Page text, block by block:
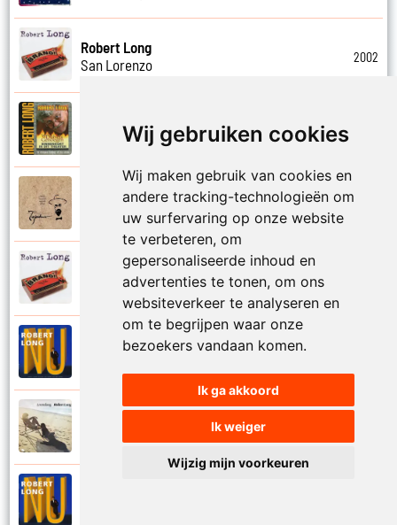
Wij gebruiken cookies
Wij maken gebruik van cookies en
andere tracking-technologieën om
uw surfervaring op onze website
te verbeteren, om
gepersonaliseerde inhoud en
advertenties te tonen, om ons
websiteverkeer te analyseren en
om te begrijpen waar onze
bezoekers vandaan komen.
Ik ga akkoord
Ik weiger
Wijzig mijn voorkeuren
Robert Long
San Lorenzo
2002
Robert Long
Schathemelrijk
Tsjechov (Musical)
Schrappen
Robert Long
Seizoenen
Robert Long